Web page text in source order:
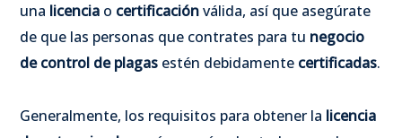
una licencia o certificaciónválida, así que asegúrate
de que las personas que contrates para tu negocio
de control de plagas estén debidamente certificadas.
Generalmente, los requisitos para obtener la licencia